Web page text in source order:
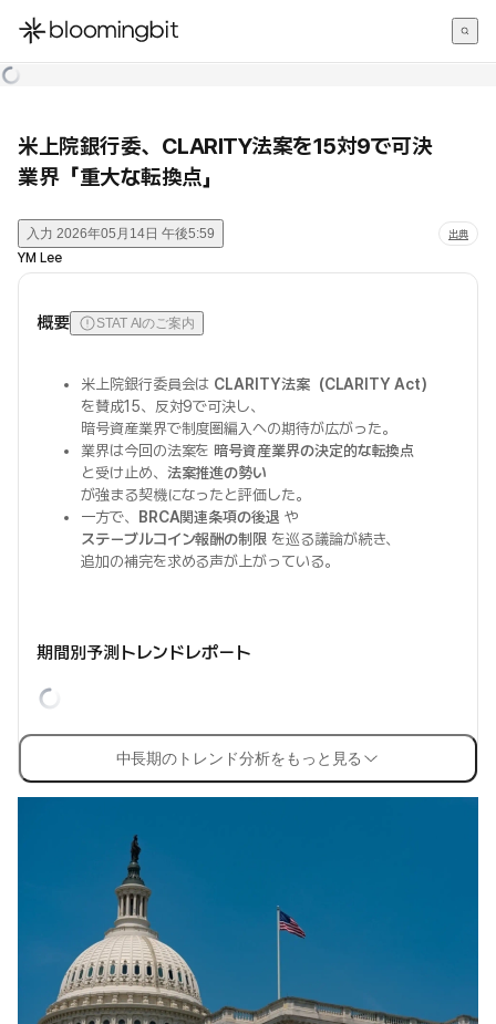
한국어
米上院銀行委、CLARITY法案を15対9で可決
業界「重大な転換点」
入力 2026年05月14日 午後5:59 出典
YM Lee
概要 STAT AIのご案内
米上院銀行委員会は CLARITY法案（CLARITY Act）
を賛成15、反対9で可決し、
暗号資産業界で制度圏編入への期待が広がった。
業界は今回の法案を 暗号資産業界の決定的な転換点
と受け止め、 法案推進の勢い
が強まる契機になったと評価した。
一方で、
BRCA関連条項の後退 や
ステーブルコイン報酬の制限 を巡る議論が続き、
追加の補完を求める声が上がっている。
期間別予測トレンドレポート
中長期のトレンド分析をもっと見る